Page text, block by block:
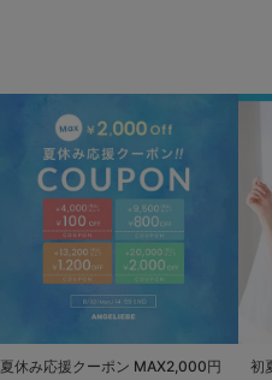
夏休み応援クーポン MAX2,000円
初